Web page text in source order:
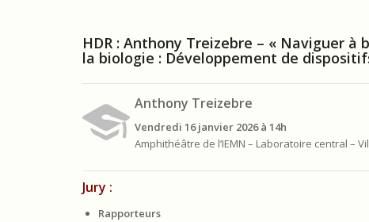
HDR : Anthony Treizebre – « Naviguer
la biologie : Développement de
Anthony Treizebre
Vendredi 16 janvier 2026 à 14h
Amphithéâtre de l’IEMN – Laboratoire central –
Jury :
Rapporteurs